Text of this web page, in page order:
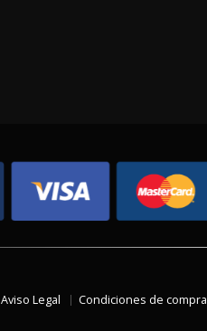
Aviso Legal Condiciones de compra